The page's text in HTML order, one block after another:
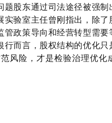
股东通过司法途径被强制
验室主任曾刚指出，除了
政策导向和经营转型需要
而言，股权结构的优化只
风险，才是检验治理优化